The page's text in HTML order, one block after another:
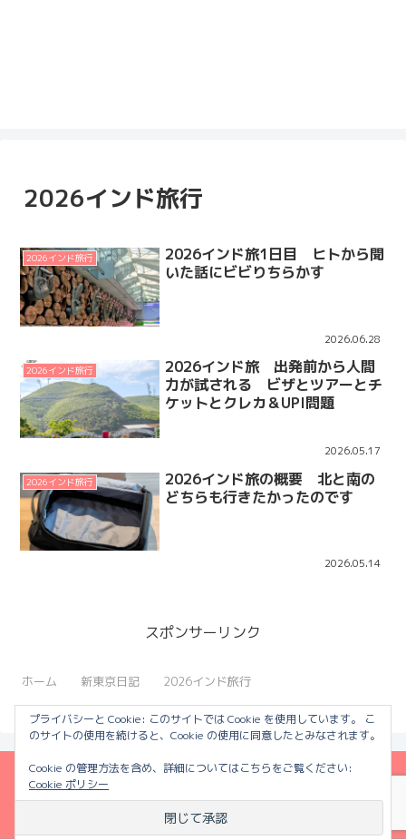
2026インド旅行
2026インド旅行
2026インド旅1日目 ヒトから聞
いた話にビビりちらかす
2026.06.28
2026インド旅行
2026インド旅 出発前から人間
力が試される ビザとツアーとチ
ケットとクレカ＆UPI問題
2026.05.17
2026インド旅行
2026インド旅の概要 北と南の
どちらも行きたかったのです
2026.05.14
スポンサーリンク
ホーム 新東京日記 2026インド旅行
プライバシーと Cookie: このサイトでは Cookie を使用しています。 こ
のサイトの使用を続けると、Cookie の使用に同意したとみなされます。
Cookie の管理方法を含め、詳細についてはこちらをご覧ください:
Cookie ポリシー